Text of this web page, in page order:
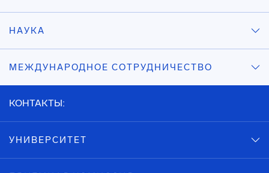
НАУКА
МЕЖДУНАРОДНОЕ СОТРУДНИЧЕСТВО
КОНТАКТЫ:
УНИВЕРСИТЕТ